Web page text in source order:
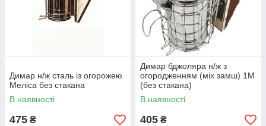
Димар н/ж сталь із огорожею
Меліса без стакана
В наявності
475 ₴
Димар бджоляра н/ж з
огородженням (міх замш) 1М
(без стакана)
В наявності
405 ₴